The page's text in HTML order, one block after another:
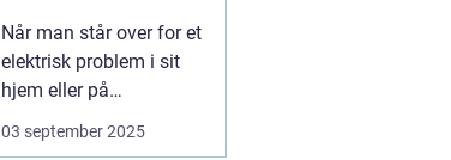
Når man står over for et
elektrisk problem i sit
hjem eller på
arbejdspladsen, er det
ofte nødvendigt med
03 september 2025